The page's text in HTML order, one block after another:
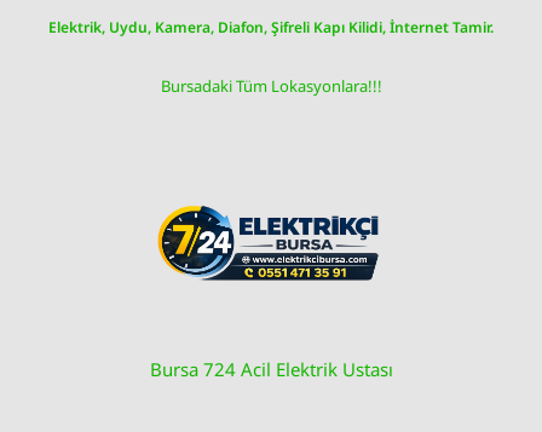
Elektrik, Uydu, Kamera, Diafon, Şifreli Kapı Kilidi, İnternet Tamir.
Bursadaki Tüm Lokasyonlara!!!
Bursa 724 Acil Elektrik Ustası